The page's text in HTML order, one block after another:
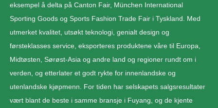
eksempel å delta på Canton Fair, München International
Sporting Goods og Sports Fashion Trade Fair i Tyskland. Med
utmerket kvalitet, utsøkt teknologi, genialt design og
førsteklasses service, eksporteres produktene våre til Europa,
Midtøsten, Sørøst-Asia og andre land og regioner rundt om i
verden, og etterlater et godt rykte for innenlandske og
utenlandske kjøpmenn. For tiden har selskapets salgsresultater
vært blant de beste i samme bransje i Fuyang, og de kjente